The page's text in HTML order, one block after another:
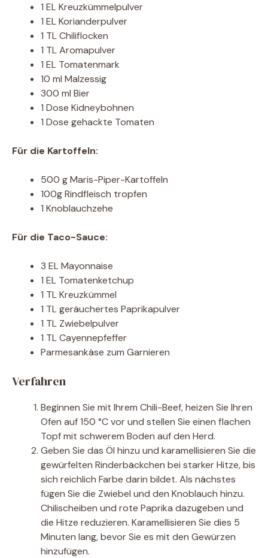
1 EL Kreuzkümmelpulver
1 EL Korianderpulver
1 TL Chiliflocken
1 TL Aromapulver
1 EL Tomatenmark
10 ml Malzessig
300 ml Bier
1 Dose Kidneybohnen
1 Dose gehackte Tomaten
Für die Kartoffeln:
500 g Maris-Piper-Kartoffeln
100g Rindfleisch tropfen
1 Knoblauchzehe
Für die Taco-Sauce:
3 EL Mayonnaise
1 EL Tomatenketchup
1 TL Kreuzkümmel
1 TL geräuchertes Paprikapulver
1 TL Zwiebelpulver
1 TL Cayennepfeffer
Parmesankäse zum Garnieren
Verfahren
Beginnen Sie mit Ihrem Chili-Beef, heizen Sie Ihren
Ofen auf 150 °C vor und stellen Sie einen flachen
Topf mit schwerem Boden auf den Herd.
Geben Sie das Öl hinzu und karamellisieren Sie die
gewürfelten Rinderbäckchen bei starker Hitze, bis
sich reichlich Farbe darin bildet. Als nächstes
fügen Sie die Zwiebel und den Knoblauch hinzu.
Chilischeiben und rote Paprika dazugeben und
die Hitze reduzieren. Karamellisieren Sie dies 5
Minuten lang, bevor Sie es mit den Gewürzen
hinzufügen.